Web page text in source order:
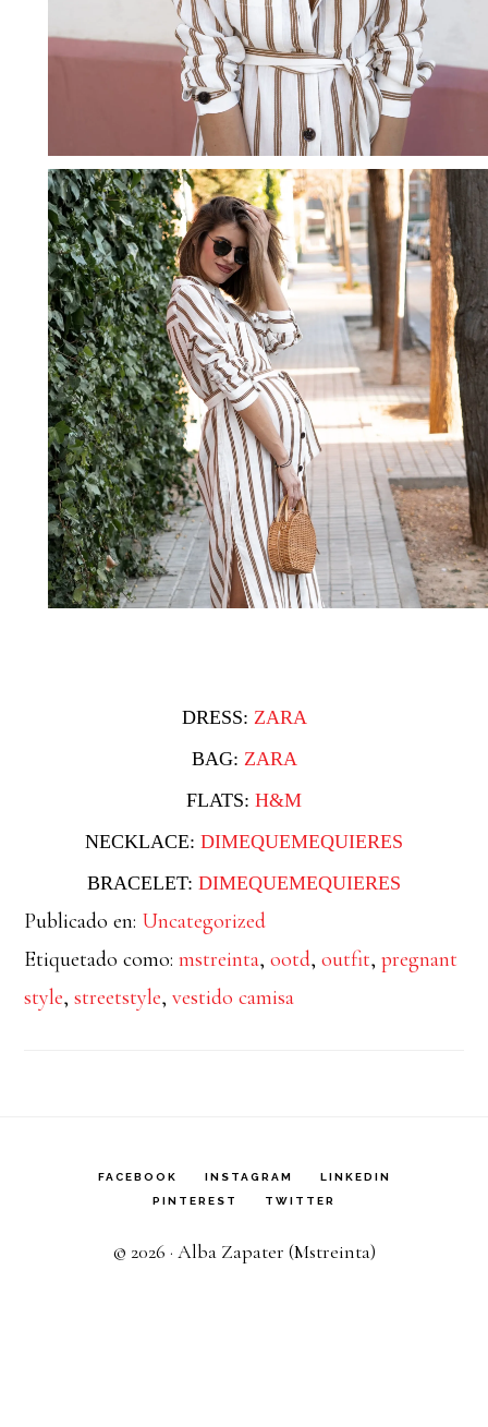
DRESS: ZARA
BAG: ZARA
FLATS: H&M
NECKLACE: DIMEQUEMEQUIERES
BRACELET: DIMEQUEMEQUIERES
Publicado en: Uncategorized
Etiquetado como:mstreinta,ootd,outfit,pregnant
style,streetstyle,vestido camisa
FACEBOOK INSTAGRAM
LINKEDIN
PINTEREST
TWITTER
© 2026 · Alba Zapater (Mstreinta)